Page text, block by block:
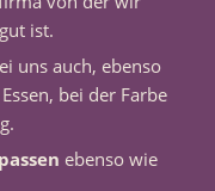
ist.
uns auch, ebenso
bei der Farbe
passen ebenso wie